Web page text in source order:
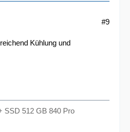
#9
Kühlung und
SSD 512 GB 840 Pro